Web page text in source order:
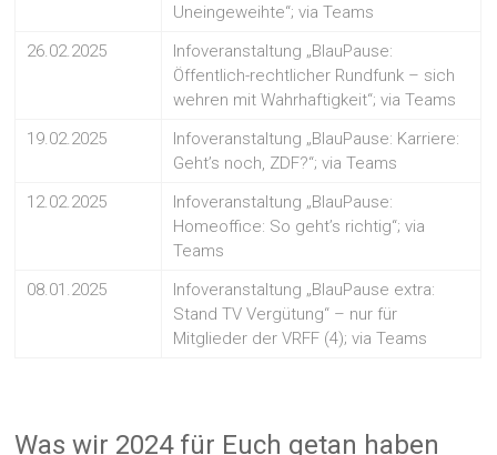
Uneingeweihte“; via Teams
26.02.2025
Infoveranstaltung „BlauPause:
Öffentlich-rechtlicher Rundfunk – sich
wehren mit Wahrhaftigkeit“; via Teams
19.02.2025
Infoveranstaltung „BlauPause: Karriere:
Geht’s noch, ZDF?“; via Teams
12.02.2025
Infoveranstaltung „BlauPause:
Homeoffice: So geht’s richtig“; via
Teams
08.01.2025
Infoveranstaltung „BlauPause extra:
Stand TV Vergütung“ – nur für
Mitglieder der VRFF (4); via Teams
Was wir 2024 für Euch getan haben